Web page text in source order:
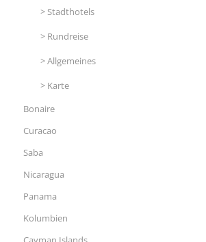
Stadthotels
Rundreise
Allgemeines
Karte
Bonaire
Curacao
Saba
Nicaragua
Panama
Kolumbien